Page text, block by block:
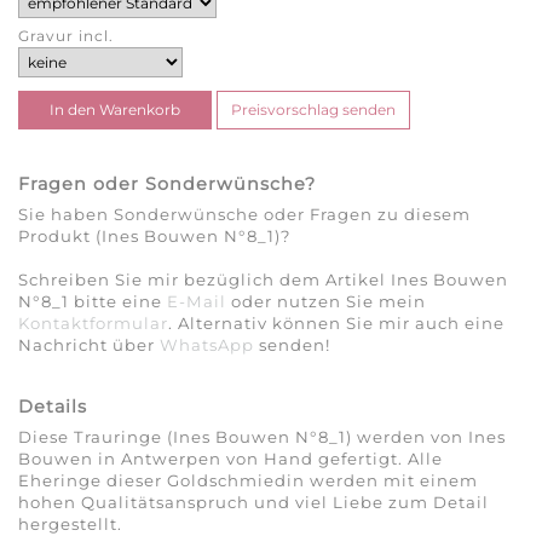
Gravur incl.
Fragen oder Sonderwünsche?
Sie haben Sonderwünsche oder Fragen zu diesem
Produkt (Ines Bouwen N°8_1)?
Schreiben Sie mir bezüglich dem Artikel Ines Bouwen
N°8_1 bitte eine E-Mail oder nutzen Sie mein
Kontaktformular. Alternativ können Sie mir auch eine
Nachricht über WhatsApp senden!
Details
Diese Trauringe (Ines Bouwen N°8_1) werden von Ines
Bouwen in Antwerpen von Hand gefertigt. Alle
Eheringe dieser Goldschmiedin werden mit einem
hohen Qualitätsanspruch und viel Liebe zum Detail
hergestellt.